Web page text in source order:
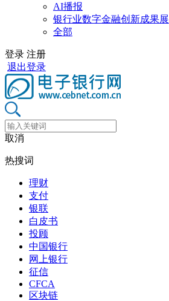
AI播报
银行业数字金融创新成果展
全部
登录 注册
退出登录
取消
热搜词
理财
支付
银联
白皮书
投顾
中国银行
网上银行
征信
CFCA
区块链